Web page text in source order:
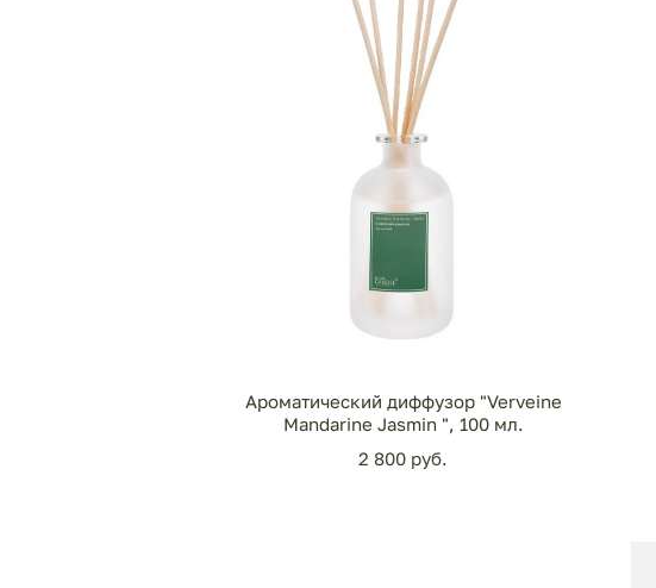
Ароматический диффузор "Verveine
Mandarine Jasmin ", 100 мл.
2 800 pуб.